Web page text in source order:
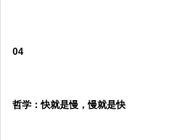
04
哲学：快就是慢，慢就是快